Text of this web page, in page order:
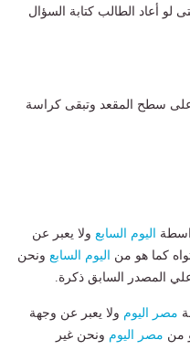
لو أعاد الطالب كتابة السؤال
سطح المقعد وتبقى كراسة
اليوم السابع ولا يعبر عن
كما هو من اليوم السابع ونحن
المصدر السابق ذكرة.
مصر اليوم ولا يعبر عن وجهة
من مصر اليوم ونحن غير